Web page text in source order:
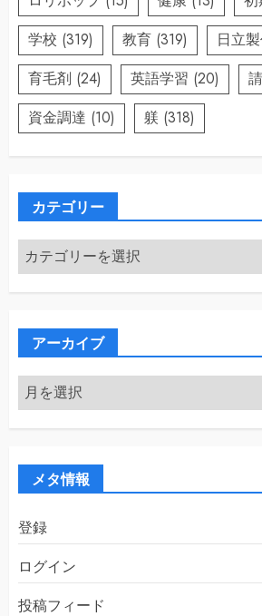
学校 (319) 教育 (319) 日立
育毛剤 (24) 英語学習 (20)
資金調達 (10) 躾 (318)
カテゴリー
カ
テ
ゴ
アーカイブ
ア
ー
カ
メタ情報
登録
ログイン
投稿フィード